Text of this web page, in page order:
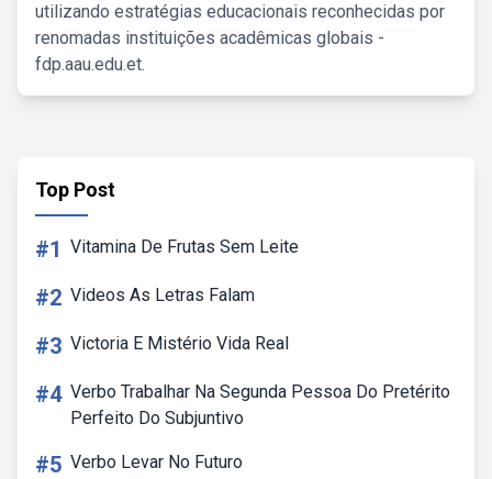
utilizando estratégias educacionais reconhecidas por
renomadas instituições acadêmicas globais -
fdp.aau.edu.et.
Top Post
#1 Vitamina De Frutas Sem Leite
#2 Videos As Letras Falam
#3 Victoria E Mistério Vida Real
#4 Verbo Trabalhar Na Segunda Pessoa Do Pretérito
Perfeito Do Subjuntivo
#5 Verbo Levar No Futuro